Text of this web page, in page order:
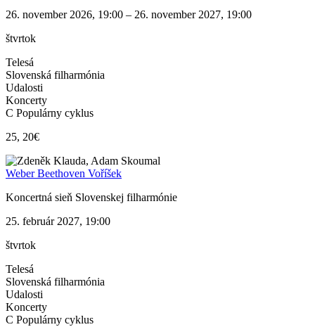
26. november 2026, 19:00 – 26. november 2027, 19:00
štvrtok
Telesá
Slovenská filharmónia
Udalosti
Koncerty
C Populárny cyklus
25, 20€
Weber Beethoven Voříšek
Koncertná sieň Slovenskej filharmónie
25. február 2027, 19:00
štvrtok
Telesá
Slovenská filharmónia
Udalosti
Koncerty
C Populárny cyklus